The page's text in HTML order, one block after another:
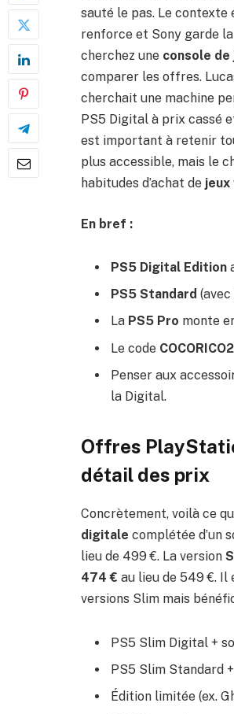
sauté le pas. Le contexte
renforce et Sony garde
cherchez une console de
comparer les offres.
cherchait une machine
PS5 Digital à prix cassé
est important à retenir
plus accessible, mais le
habitudes d’achat de jeux
En bref :
PS5 Digital Edition
PS5 Standard
La PS5 Pro monte
Le code
Penser aux
la Digital.
Offres
détail des prix
Concrètement, voilà ce
digitale complétée d’un
lieu de 499 €. La version
474 € au lieu de 549 €. Il
versions Slim mais
PS5 Slim Digital +
PS5 Slim Standard
Édition limitée (ex.